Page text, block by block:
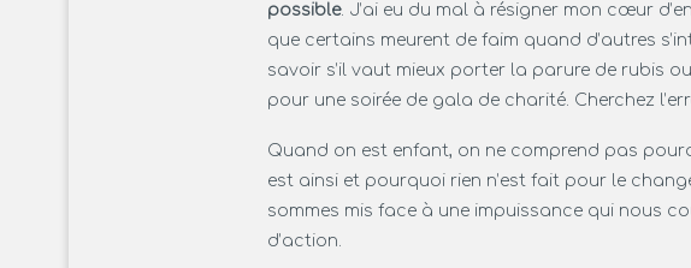
possible. J’ai eu du mal à résigner mon cœur
que certains meurent de faim quand d’autres
savoir s’il vaut mieux porter la parure de rubis
pour une soirée de gala de charité. Cherchez
Quand on est enfant, on ne comprend pas
est ainsi et pourquoi rien n’est fait pour le
sommes mis face à une impuissance qui nous
d’action.